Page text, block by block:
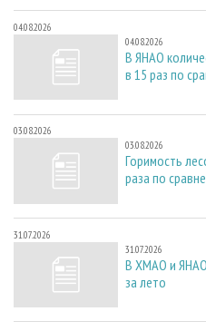
04.08.2026
04.08.2026
В ЯНАО
в 15 раз по
03.08.2026
03.08.2026
Горимость
раза по
31.07.2026
31.07.2026
В ХМАО и
за лето